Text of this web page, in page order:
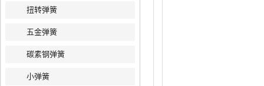
扭转弹簧
五金弹簧
碳素钢弹簧
小弹簧